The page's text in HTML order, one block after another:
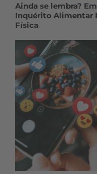
Ainda se lembra?
Inquérito Alimentar
Física